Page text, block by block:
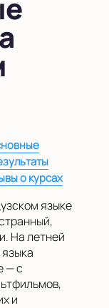
о курсах
языке
На летней
— с
и